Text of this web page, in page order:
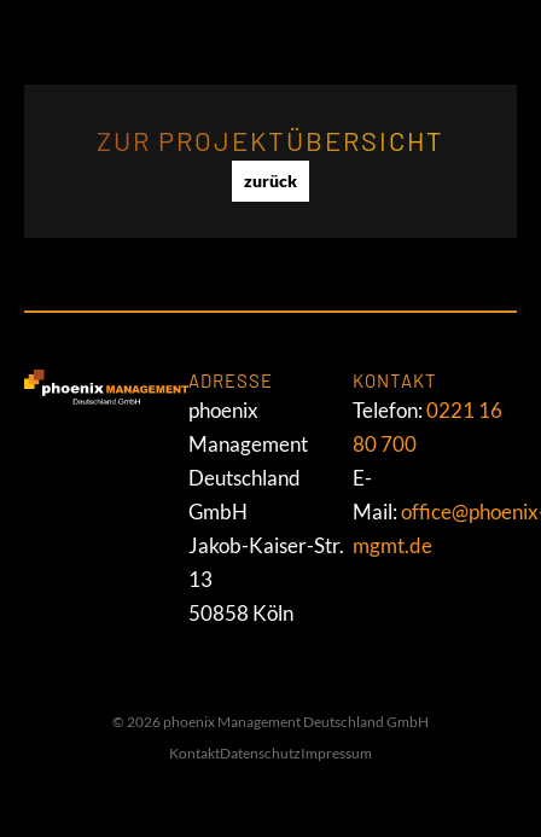
ZUR PROJEKTÜBERSICHT
zurück
ADRESSE
phoenix
Management
Deutschland
GmbH
Jakob-Kaiser-Str.
13
50858 Köln
KONTAKT
Telefon:0221 16
80 700
E-
Mail:
mgmt.de
© 2026 phoenix Management Deutschland GmbH
KontaktDatenschutzImpressum